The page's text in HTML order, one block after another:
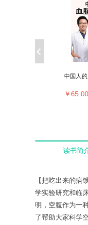
中国人
￥65.00
读书简
【把吃出来的
学实验研究和临
明，空腹作为一
了帮助大家科学